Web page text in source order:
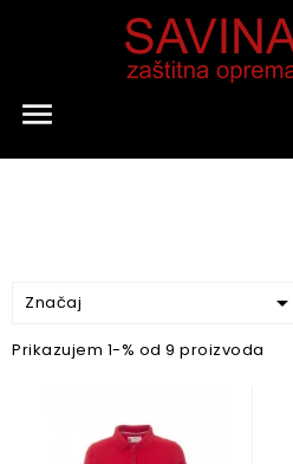

Značaj 
Prikazujem 1-% od 9 proizvoda